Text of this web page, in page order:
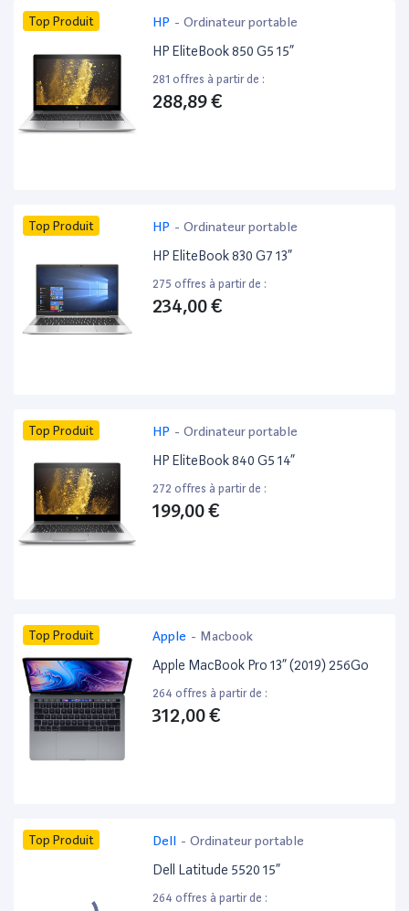
Top Produit HP - Ordinateur portable
HP EliteBook 850 G5 15”
281 offres à partir de :
288,89 €
Top Produit HP - Ordinateur portable
HP EliteBook 830 G7 13”
275 offres à partir de :
234,00 €
Top Produit HP - Ordinateur portable
HP EliteBook 840 G5 14”
272 offres à partir de :
199,00 €
Top Produit Apple - Macbook
Apple MacBook Pro 13” (2019) 256Go
264 offres à partir de :
312,00 €
Top Produit Dell - Ordinateur portable
Dell Latitude 5520 15”
264 offres à partir de :